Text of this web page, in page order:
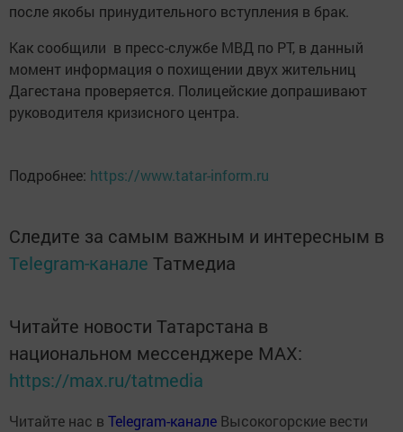
после якобы принудительного вступления в брак.
Как сообщили в пресс-службе МВД по РТ, в данный
момент информация о похищении двух жительниц
Дагестана проверяется. Полицейские допрашивают
руководителя кризисного центра.
Подробнее: https://www.tatar-inform.ru
Следите за самым важным и интересным в
Telegram-канале Татмедиа
Читайте новости Татарстана в
национальном мессенджере MАХ:
https://max.ru/tatmedia
Читайте нас в Telegram-канале Высокогорские вести